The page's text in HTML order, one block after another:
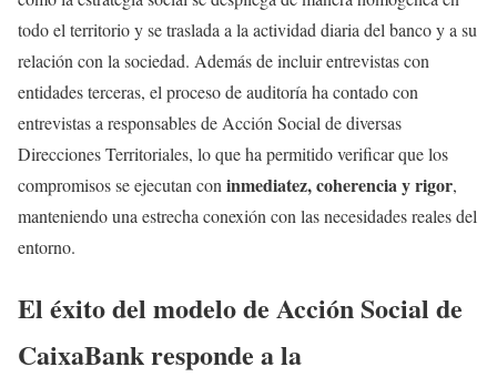
todo el territorio y se traslada a la actividad diaria del banco y a su
relación con la sociedad. Además de incluir entrevistas con
entidades terceras, el proceso de auditoría ha contado con
entrevistas a responsables de Acción Social de diversas
Direcciones Territoriales, lo que ha permitido verificar que los
compromisos se ejecutan con inmediatez, coherencia y rigor,
manteniendo una estrecha conexión con las necesidades reales del
entorno.
El éxito del modelo de Acción Social de
CaixaBank responde a la